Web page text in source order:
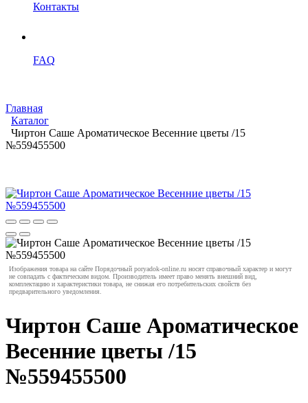
Контакты
FAQ
Главная
Каталог
Чиртон Саше Ароматическое Весенние цветы /15
№559455500
Изображения товара на сайте Порядочный poryadok-online.ru носят справочный характер и могут
не совпадать с фактическим видом. Производитель имеет право менять внешний вид,
комплектацию и характеристики товара, не снижая его потребительских свойств без
предварительного уведомления.
Чиртон Саше Ароматическое
Весенние цветы /15
№559455500